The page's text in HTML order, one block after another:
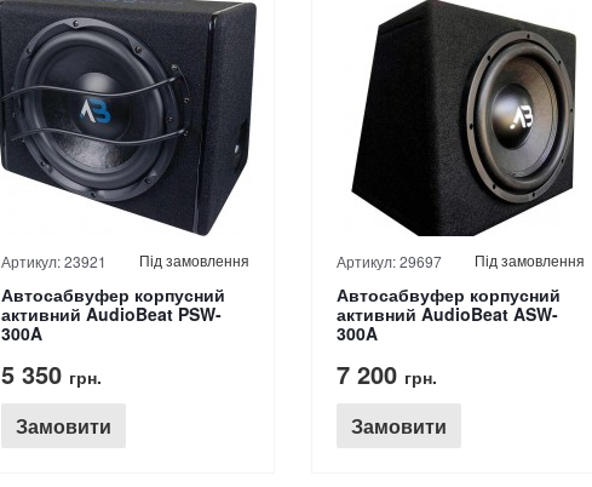
Артикул: 23921 Під замовлення
Автосабвуфер корпусний
активний AudioBeat PSW-
300A
5 350 грн.
Замовити
Артикул: 29697 Під замовлення
Автосабвуфер корпусний
активний AudioBeat ASW-
300A
7 200 грн.
Замовити